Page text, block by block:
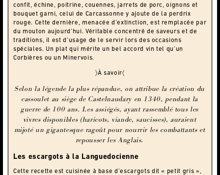
confit, échine, poitrine, couennes, jarrets de porc, oignons et
bouquet garni, celui de Carcassonne y ajoute de la perdrix
rouge. Cette dernière, menacée d’extinction, est remplacée par
du mouton aujourd’hui. Véritable concentré de saveurs et de
traditions, il est d’usage de le servir lors des occasions
spéciales. Un plat qui mérite un bel accord vin tel qu’un
Corbières ou un Minervois.
〉À savoir〈
Selon la légende la plus répandue, on attribue la création du
cassoulet au siège de Castelnaudary en 1340, pendant la
guerre de 100 ans. Les assiégés, ayant rassemblé tous les
vivres disponibles (haricots, viande, saucisses), auraient
mijoté un gigantesque ragoût pour nourrir les combattants et
repousser les Anglais.
Les escargots à la Languedocienne
Cette recette est cuisinée à base d’escargots dit « petit gris »,